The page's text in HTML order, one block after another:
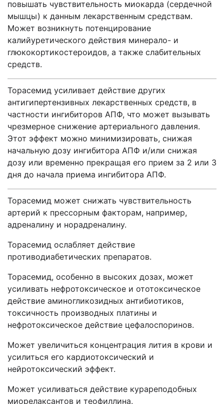
повышать чувствительность миокарда (сердечной
мышцы) к данным лекарственным средствам.
Может возникнуть потенцирование
калийуретического действия минерало- и
глюкокортикостероидов, а также слабительных
средств.
Торасемид усиливает действие других
антигипертензивных лекарственных средств, в
частности ингибиторов АПФ, что может вызывать
чрезмерное снижение артериального давления.
Этот эффект можно минимизировать, снижая
начальную дозу ингибитора АПФ и/или снижая
дозу или временно прекращая его прием за 2 или 3
дня до начала приема ингибитора АПФ.
Торасемид может снижать чувствительность
артерий к прессорным факторам, например,
адреналину и норадреналину.
Торасемид ослабляет действие
противодиабетических препаратов.
Торасемид, особенно в высоких дозах, может
усиливать нефротоксическое и ототоксическое
действие аминогликозидных антибиотиков,
токсичность производных платины и
нефротоксическое действие цефалоспоринов.
Может увеличиться концентрация лития в крови и
усилиться его кардиотоксический и
нейротоксический эффект.
Может усиливаться действие курареподобных
миорелаксантов и теофиллина.